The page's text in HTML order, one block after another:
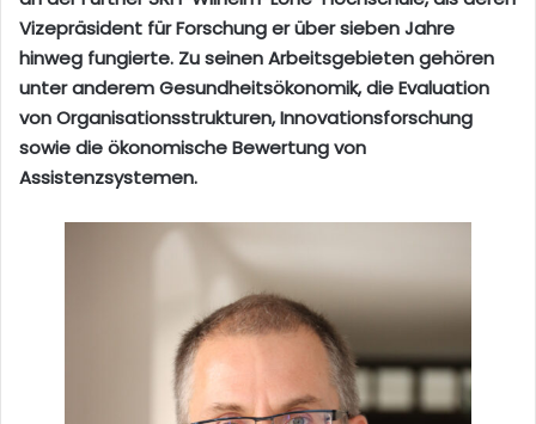
Vizepräsident für Forschung er über sieben Jahre
hinweg fungierte. Zu seinen Arbeitsgebieten gehören
unter anderem Gesundheitsökonomik, die Evaluation
von Organisationsstrukturen, Innovationsforschung
sowie die ökonomische Bewertung von
Assistenzsystemen.